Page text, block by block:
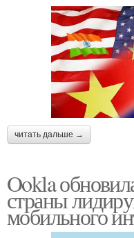
читать дальше →
Ookla
страны
мобильного